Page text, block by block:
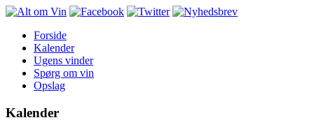
Forside
Kalender
Ugens vinder
Spørg om vin
Opslag
Kalender